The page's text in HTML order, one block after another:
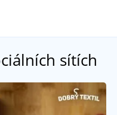
sítích